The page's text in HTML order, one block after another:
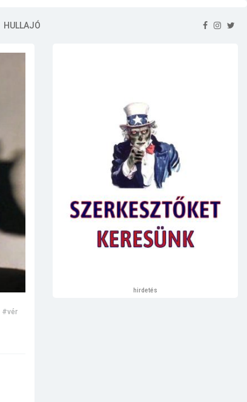
HULLAJÓ
#vér
hirdetés